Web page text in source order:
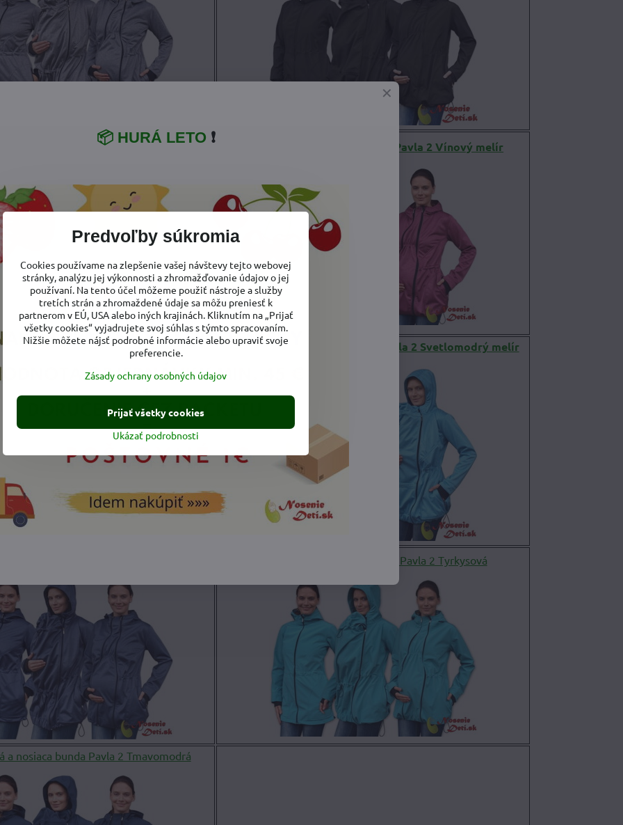
a nosiaca bunda Pavla 2 Fuksiová Tehotenská a nosiaca bunda Pavla 2 Vínový melír
a nosiaca bunda Pavla 2 Petrolejová Tehotenská a nosiaca bunda Pavla 2 Svetlomodrý melír
Tehotenská a nosiaca bunda Pavla 2 Tyrkysová
a nosiaca bunda Pavla 2 Tmavomodrá
Predvoľby súkromia
Cookies používame na zlepšenie vašej návštevy tejto webovej
stránky, analýzu jej výkonnosti a zhromažďovanie údajov o jej
používaní. Na tento účel môžeme použiť nástroje a služby
tretích strán a zhromaždené údaje sa môžu preniesť k
partnerom v EÚ, USA alebo iných krajinách. Kliknutím na „Prijať
všetky cookies“ vyjadrujete svoj súhlas s týmto spracovaním.
Nižšie môžete nájsť podrobné informácie alebo upraviť svoje
preferencie.
Zásady ochrany osobných údajov
Ukázať podrobnosti
Prijať všetky cookies
📦 HURÁ LETO ❗